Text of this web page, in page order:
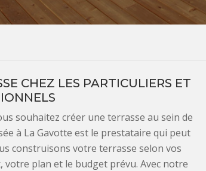
CHEZ LES PARTICULIERS ET
souhaitez créer une terrasse au sein de
à La Gavotte est le prestataire qui peut
construisons votre terrasse selon vos
votre plan et le budget prévu. Avec notre